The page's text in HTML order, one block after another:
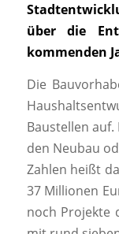
über die
kommenden
Die
Baustellen
den Neubau
Zahlen heißt
37 Millionen
noch Projekte